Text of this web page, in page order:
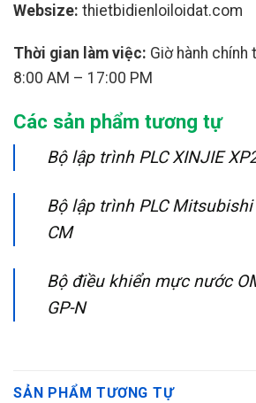
Websize: thietbidienloiloidat.com
Thời gian làm việc: Giờ hành
8:00 AM – 17:00 PM
Các sản phẩm tương tự
Bộ lập trình PLC XINJIE
Bộ lập trình PLC Mitsubishi
CM
Bộ điều khiển mực nước
GP-N
SẢN PHẨM TƯƠNG TỰ